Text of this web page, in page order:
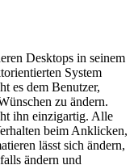
Desktops in seinem
System
es dem Benutzer,
zu ändern.
ihn einzigartig. Alle
beim Anklicken,
lässt sich ändern,
ändern und